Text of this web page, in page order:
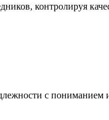
контролируя
с пониманием